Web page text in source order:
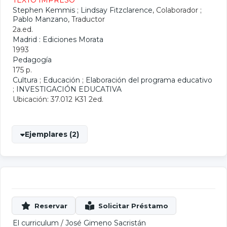
Stephen Kemmis ; Lindsay Fitzclarence, Colaborador ;
Pablo Manzano, Traductor
2a.ed.
Madrid : Ediciones Morata
1993
Pedagogía
175 p.
Cultura ; Educación ; Elaboración del programa educativo
; INVESTIGACIÓN EDUCATIVA
Ubicación: 37.012 K31 2ed.
Ejemplares (2)
El curriculum / José Gimeno Sacristán